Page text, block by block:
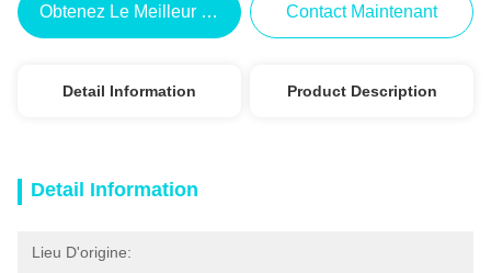
Obtenez Le Meilleur Prix Contact Maintenant
Detail Information Product Description
Detail Information
Lieu D'origine: